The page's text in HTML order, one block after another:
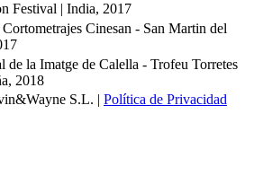
Festival | India, 2017
Cinesan - San Martin del
la Imatge de Calella - Trofeu Torretes
2018
S.L. | Política de Privacidad